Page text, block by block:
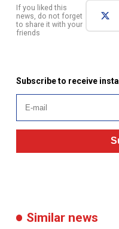
If you liked this
news, do not forget
to share it with your
friends
Subscribe to receive
Similar news